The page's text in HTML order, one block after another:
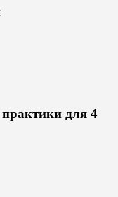
для 4